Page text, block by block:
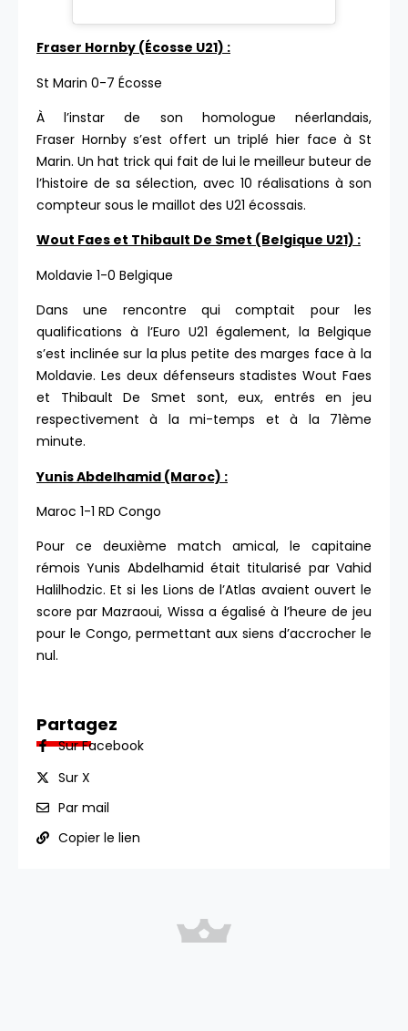
Fraser Hornby (Écosse U21) :
St Marin 0-7 Écosse
À l’instar de son homologue néerlandais,
Fraser Hornby s’est offert un triplé hier face à St
Marin. Un hat trick qui fait de lui le meilleur buteur de
l’histoire de sa sélection, avec 10 réalisations à son
compteur sous le maillot des U21 écossais.
Wout Faes et Thibault De Smet (Belgique U21) :
Moldavie 1-0 Belgique
Dans une rencontre qui comptait pour les
qualifications à l’Euro U21 également, la Belgique
s’est inclinée sur la plus petite des marges face à la
Moldavie. Les deux défenseurs stadistes Wout Faes
et Thibault De Smet sont, eux, entrés en jeu
respectivement à la mi-temps et à la 71ème
minute.
Yunis Abdelhamid (Maroc) :
Maroc 1-1 RD Congo
Pour ce deuxième match amical, le capitaine
rémois Yunis Abdelhamid était titularisé par Vahid
Halilhodzic. Et si les Lions de l’Atlas avaient ouvert le
score par Mazraoui, Wissa a égalisé à l’heure de jeu
pour le Congo, permettant aux siens d’accrocher le
nul.
Partagez
Sur Facebook
Sur X
Par mail
Copier le lien